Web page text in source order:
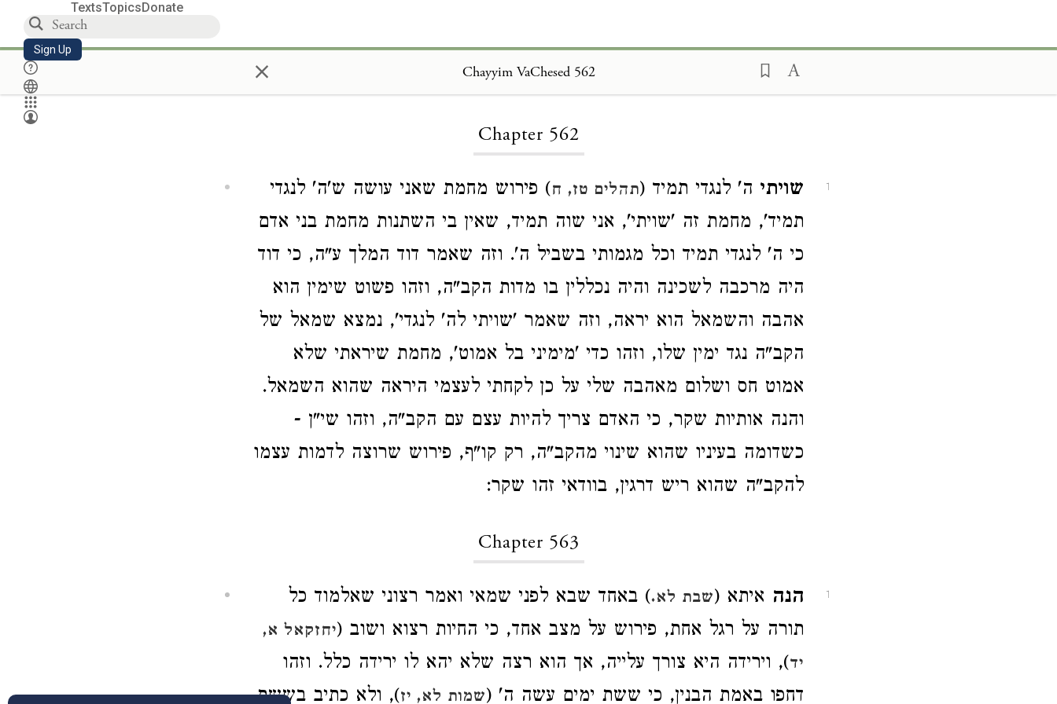
TextsTopicsDonate
Sign Up × Chayyim VaChesed 562
Chapter 562
1 שויתי ה' לנגדי תמיד (תהלים טז, ח) פירוש מחמת שאני עושה ש'ה' לנגדי
תמיד', מחמת זה 'שויתי', אני שוה תמיד, שאין בי השתנות מחמת בני אדם
כי ה' לנגדי תמיד וכל מגמותי בשביל ה'. וזה שאמר דוד המלך ע"ה, כי דוד
היה מרכבה לשכינה והיה נכללין בו מדות הקב"ה, וזהו פשוט שימין הוא
אהבה והשמאל הוא יראה, וזה שאמר 'שויתי לה' לנגדי', נמצא שמאל של
הקב"ה נגד ימין שלו, וזהו כדי 'מימיני בל אמוט', מחמת שיראתי שלא
אמוט חס ושלום מאהבה שלי על כן לקחתי לעצמי היראה שהוא השמאל.
והנה אותיות שקר, כי האדם צריך להיות עצם עם הקב"ה, וזהו שי"ן -
כשדומה בעיניו שהוא שינוי מהקב"ה, רק קו"ף, פירוש שרוצה לדמות עצמו
להקב"ה שהוא ריש דרגין, בוודאי זהו שקר:
Chapter 563
1 הנה איתא (שבת לא.) באחד שבא לפני שמאי ואמר רצוני שאלמוד כל
תורה על רגל אחת, פירוש על מצב אחד, כי החיות רצוא ושוב (יחזקאל א,
יד), וירידה היא צורך עלייה, אך הוא רצה שלא יהא לו ירידה כלל. וזהו
דחפו באמת הבנין, כי ששת ימים עשה ה' (שמות לא, יז), ולא כתיב בששת